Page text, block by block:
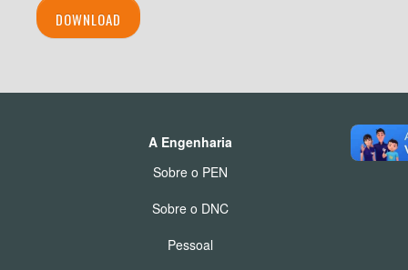
DOWNLOAD
A Engenharia
Sobre o PEN
Sobre o DNC
Pessoal